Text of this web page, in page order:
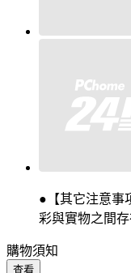
●【其它注意事
彩與實物之間
購物須知
查看